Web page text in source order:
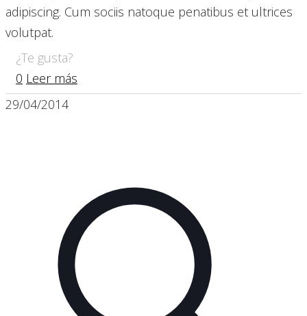
adipiscing. Cum sociis natoque penatibus et ultrices
volutpat.
¿Te gusta?
0 Leer más
29/04/2014